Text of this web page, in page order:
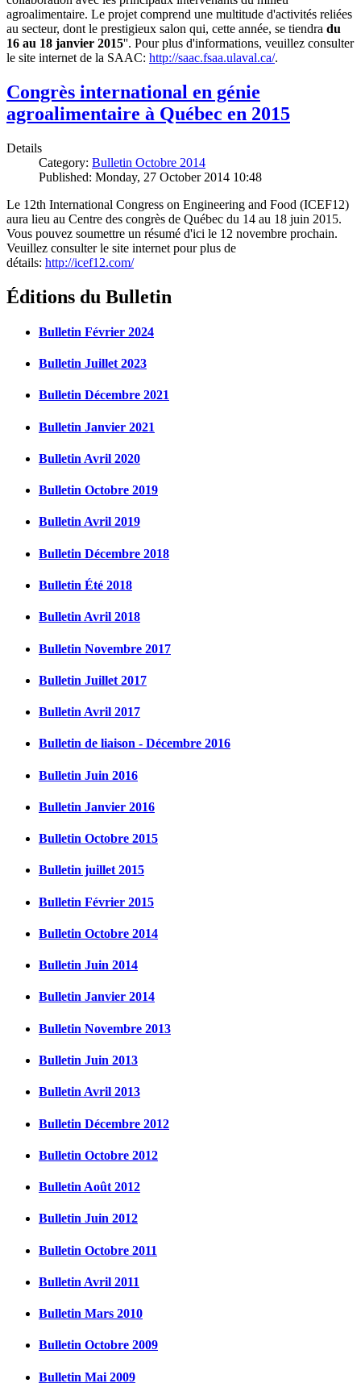
agroalimentaire. Le projet comprend une multitude d'activités reliées
au secteur, dont le prestigieux salon qui, cette année, se tiendra du
16 au 18 janvier 2015''. Pour plus d'informations, veuillez consulter
le site internet de la SAAC: http://saac.fsaa.ulaval.ca/.
Congrès international en génie
agroalimentaire à Québec en 2015
Details
Category: Bulletin Octobre 2014
Published: Monday, 27 October 2014 10:48
Le 12th International Congress on Engineering and Food (ICEF12)
aura lieu au Centre des congrès de Québec du 14 au 18 juin 2015.
Vous pouvez soumettre un résumé d'ici le 12 novembre prochain.
Veuillez consulter le site internet pour plus de
détails: http://icef12.com/
Éditions du Bulletin
Bulletin Février 2024
Bulletin Juillet 2023
Bulletin Décembre 2021
Bulletin Janvier 2021
Bulletin Avril 2020
Bulletin Octobre 2019
Bulletin Avril 2019
Bulletin Décembre 2018
Bulletin Été 2018
Bulletin Avril 2018
Bulletin Novembre 2017
Bulletin Juillet 2017
Bulletin Avril 2017
Bulletin de liaison - Décembre 2016
Bulletin Juin 2016
Bulletin Janvier 2016
Bulletin Octobre 2015
Bulletin juillet 2015
Bulletin Février 2015
Bulletin Octobre 2014
Bulletin Juin 2014
Bulletin Janvier 2014
Bulletin Novembre 2013
Bulletin Juin 2013
Bulletin Avril 2013
Bulletin Décembre 2012
Bulletin Octobre 2012
Bulletin Août 2012
Bulletin Juin 2012
Bulletin Octobre 2011
Bulletin Avril 2011
Bulletin Mars 2010
Bulletin Octobre 2009
Bulletin Mai 2009